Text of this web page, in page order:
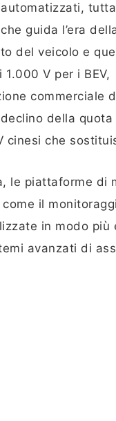
guida l’era
del veicolo e
V per i BEV,
della
cinesi che
le piattaforme di
il
in modo
avanzati di